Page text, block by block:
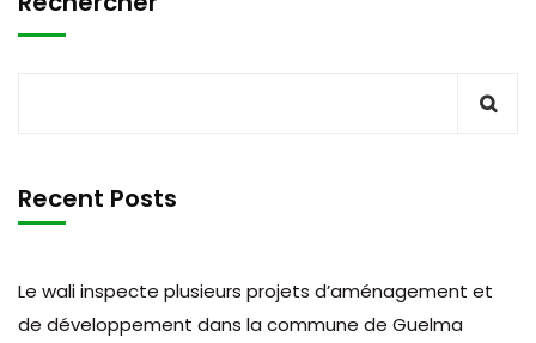
Recent Posts
Le wali inspecte plusieurs projets d’aménagement et
de développement dans la commune de Guelma